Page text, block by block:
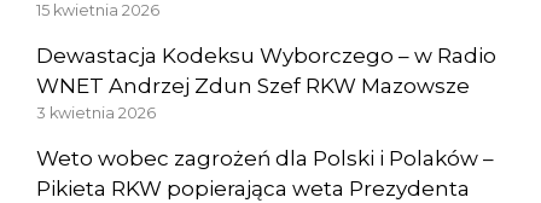
15 kwietnia 2026
Dewastacja Kodeksu Wyborczego – w Radio
WNET Andrzej Zdun Szef RKW Mazowsze
3 kwietnia 2026
Weto wobec zagrożeń dla Polski i Polaków –
Pikieta RKW popierająca weta Prezydenta